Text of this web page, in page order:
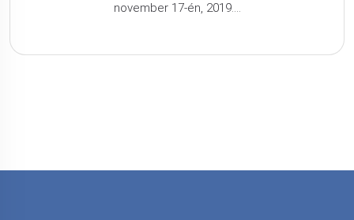
november 17-én, 2019....